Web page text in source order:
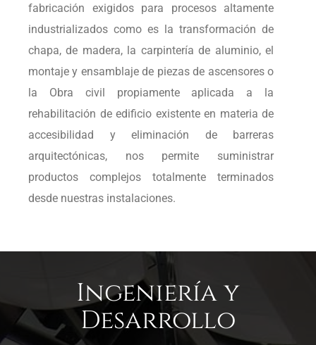
fabricación exigidos para procesos altamente
industrializados como es la transformación de
chapa, de madera, la carpintería de aluminio, el
montaje y ensamblaje de piezas de ascensores o
la Obra civil propiamente aplicada a la
rehabilitación de edificio existente en materia de
accesibilidad y eliminación de barreras
arquitectónicas, nos permite suministrar
productos complejos totalmente terminados
desde nuestras instalaciones.
Ingeniería y
Desarrollo